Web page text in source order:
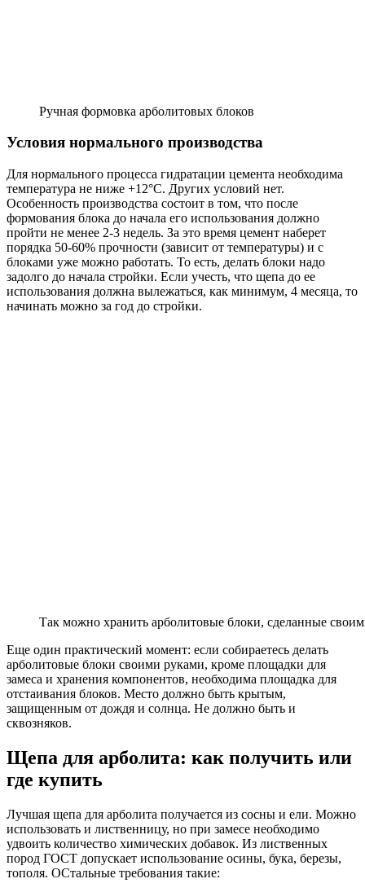
Ручная формовка арболитовых блоков
Условия нормального производства
Для нормального процесса гидратации цемента необходима
температура не ниже +12°C. Других условий нет.
Особенность производства состоит в том, что после
формования блока до начала его использования должно
пройти не менее 2-3 недель. За это время цемент наберет
порядка 50-60% прочности (зависит от температуры) и с
блоками уже можно работать. То есть, делать блоки надо
задолго до начала стройки. Если учесть, что щепа до ее
использования должна вылежаться, как минимум, 4 месяца, то
начинать можно за год до стройки.
Так можно хранить арболитовые блоки, сделанные
Еще один практический момент: если собираетесь делать
арболитовые блоки своими руками, кроме площадки для
замеса и хранения компонентов, необходима площадка для
отстаивания блоков. Место должно быть крытым,
защищенным от дождя и солнца. Не должно быть и
сквозняков.
Щепа для арболита: как получить или
где купить
Лучшая щепа для арболита получается из сосны и ели. Можно
использовать и лиственницу, но при замесе необходимо
удвоить количество химических добавок. Из лиственных
пород ГОСТ допускает использование осины, бука, березы,
тополя. ОСтальные требования такие: